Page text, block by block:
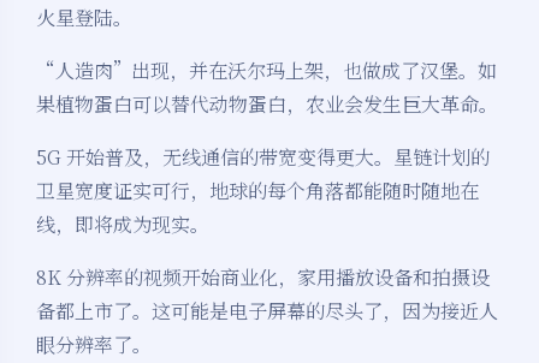
火星登陆。
“人造肉”出现，并在沃尔玛上架，也做成了汉堡。如
果植物蛋白可以替代动物蛋白，农业会发生巨大革命。
5G 开始普及，无线通信的带宽变得更大。星链计划的
卫星宽度证实可行，地球的每个角落都能随时随地在
线，即将成为现实。
8K 分辨率的视频开始商业化，家用播放设备和拍摄设
备都上市了。这可能是电子屏幕的尽头了，因为接近人
眼分辨率了。